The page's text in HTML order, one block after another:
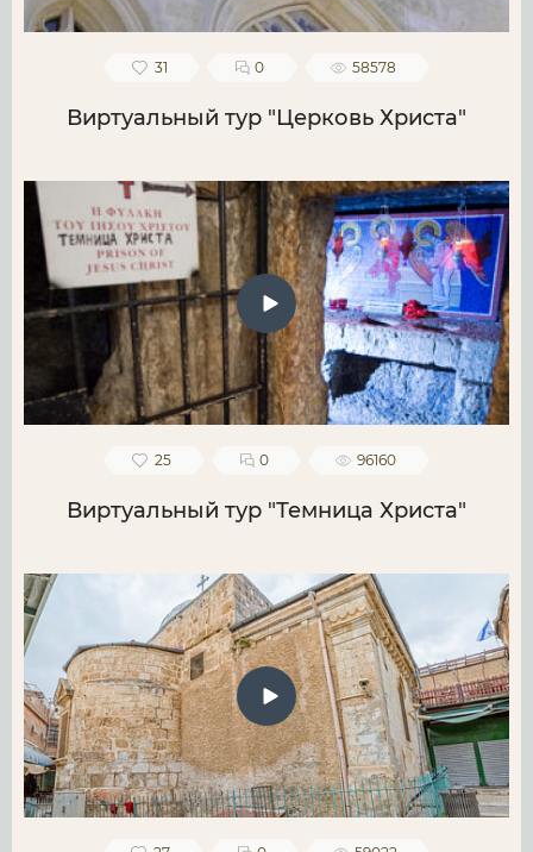
31 0 58578
Виртуальный тур "Церковь Христа"
25 0 96160
Виртуальный тур "Темница Христа"